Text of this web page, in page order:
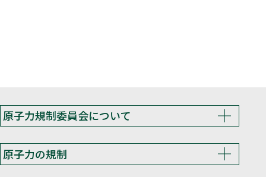
原子力規制委員会について
原子力の規制